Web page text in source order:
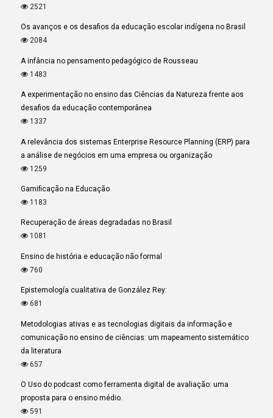
2521
Os avanços e os desafios da educação escolar indígena no Brasil
2084
A infância no pensamento pedagógico de Rousseau
1483
A experimentação no ensino das Ciências da Natureza frente aos
desafios da educação contemporânea
1337
A relevância dos sistemas Enterprise Resource Planning (ERP) para
a análise de negócios em uma empresa ou organização
1259
Gamificação na Educação
1183
Recuperação de áreas degradadas no Brasil
1081
Ensino de história e educação não formal
760
Epistemología cualitativa de González Rey:
681
Metodologias ativas e as tecnologias digitais da informação e
comunicação no ensino de ciências: um mapeamento sistemático
da literatura
657
O Uso do podcast como ferramenta digital de avaliação: uma
proposta para o ensino médio.
591